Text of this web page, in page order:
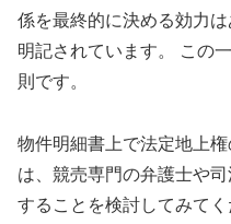
係を最終的に決める効力
明記されています。 この
則です。
物件明細書上で法定地上
は、競売専門の弁護士や
することを検討してみて